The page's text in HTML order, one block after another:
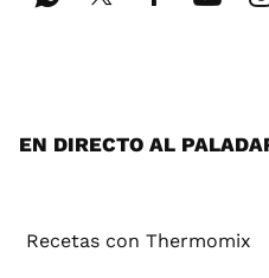
EN DIRECTO AL
Recetas con Thermomix